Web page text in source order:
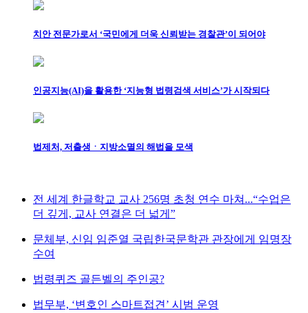
치안 전문가로서 ‘국민에게 더욱 신뢰받는 경찰관’이 되어야
인공지능(AI)을 활용한 ‘지능형 법령검색 서비스’가 시작되다
법제처, 저출생ㆍ지방소멸의 해법을 모색
전 세계 한글학교 교사 256명 초청 연수 마쳐...“수업은
더 깊게, 교사 연결은 더 넓게”
문체부, 신임 임준열 국립한국문학관 관장에게 임명장
수여
법령퀴즈 골든벨의 주인공?
법무부, ‘변호인 스마트접견’ 시범 운영